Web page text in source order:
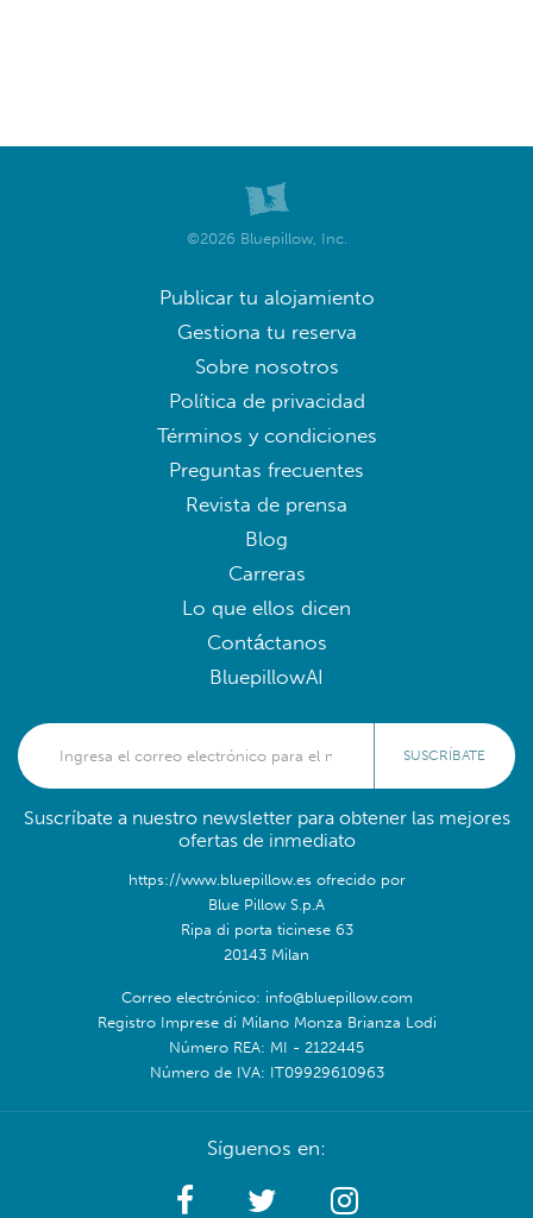
©2026 Bluepillow, Inc.
Publicar tu alojamiento
Gestiona tu reserva
Sobre nosotros
Política de privacidad
Términos y condiciones
Preguntas frecuentes
Revista de prensa
Blog
Carreras
Lo que ellos dicen
Contáctanos
BluepillowAI
SUSCRÍBATE
Suscríbate a nuestro newsletter para obtener las mejores
ofertas de inmediato
https://www.bluepillow.es ofrecido por
Blue Pillow S.p.A
Ripa di porta ticinese 63
20143 Milan
Correo electrónico: info@bluepillow.com
Registro Imprese di Milano Monza Brianza Lodi
Número REA: MI - 2122445
Número de IVA: IT09929610963
Síguenos en: